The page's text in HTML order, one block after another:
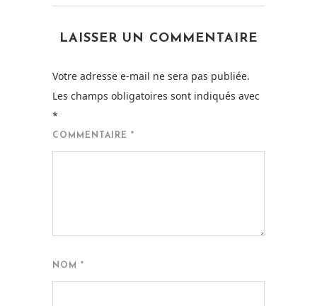
LAISSER UN COMMENTAIRE
Votre adresse e-mail ne sera pas publiée.
Les champs obligatoires sont indiqués avec
*
COMMENTAIRE *
NOM *